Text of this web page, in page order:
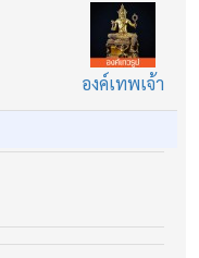
องค์เทพเจ้า